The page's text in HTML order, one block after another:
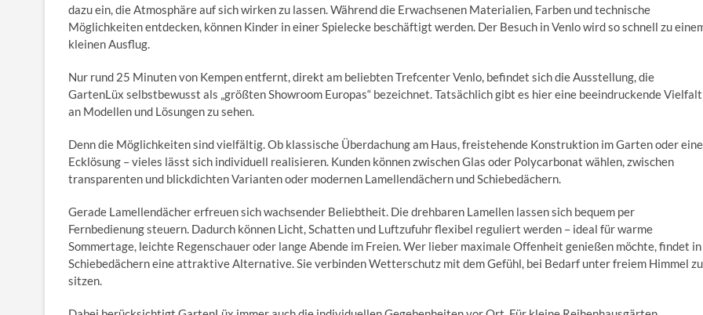
dazu ein, die Atmosphäre auf sich wirken zu lassen. Während die Erwachsenen Materialien, Farben und technische
Möglichkeiten entdecken, können Kinder in einer Spielecke beschäftigt werden. Der Besuch in Venlo wird so schnell zu
kleinen Ausflug.
Nur rund 25 Minuten von Kempen entfernt, direkt am beliebten Trefcenter Venlo, befindet sich die Ausstellung, die
GartenLüx selbstbewusst als „größten Showroom Europas“ bezeichnet. Tatsächlich gibt es hier eine beeindruckende Vielfalt
an Modellen und Lösungen zu sehen.
Denn die Möglichkeiten sind vielfältig. Ob klassische Überdachung am Haus, freistehende Konstruktion im Garten oder eine
Ecklösung – vieles lässt sich individuell realisieren. Kunden können zwischen Glas oder Polycarbonat wählen, zwischen
transparenten und blickdichten Varianten oder modernen Lamellendächern und Schiebedächern.
Gerade Lamellendächer erfreuen sich wachsender Beliebtheit. Die drehbaren Lamellen lassen sich bequem per
Fernbedienung steuern. Dadurch können Licht, Schatten und Luftzufuhr flexibel reguliert werden – ideal für warme
Sommertage, leichte Regenschauer oder lange Abende im Freien. Wer lieber maximale Offenheit genießen möchte, findet in
Schiebedächern eine attraktive Alternative. Sie verbinden Wetterschutz mit dem Gefühl, bei Bedarf unter freiem Himmel zu
sitzen.